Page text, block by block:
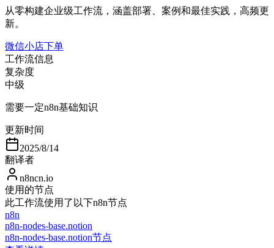
从零构建企业级工作流，涵盖部署、案例和最佳实践，高频更
新。
微信小店下单
工作流信息
复杂度
中级
需要一定n8n基础知识
更新时间
2025/8/14
翻译者
n8ncn.io
使用的节点
此工作流使用了以下n8n节点
n8n
n8n-nodes-base.notion
n8n-nodes-base.notion节点